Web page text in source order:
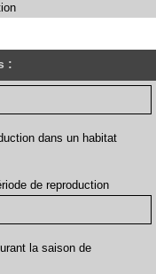
:
dans un habitat
de reproduction
la saison de